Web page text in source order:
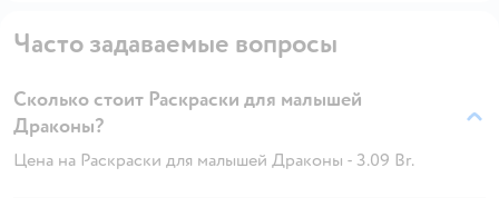
Часто задаваемые вопросы
Сколько стоит Раскраски для малышей
Драконы?
Цена на Раскраски для малышей Драконы - 3.09 Br.